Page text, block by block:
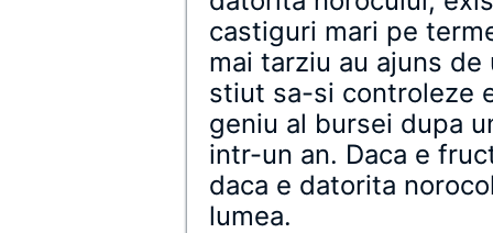
castiguri mari pe
mai tarziu au ajuns
stiut sa-si controleze
geniu al bursei dupa
intr-un an. Daca e
daca e datorita
lumea.